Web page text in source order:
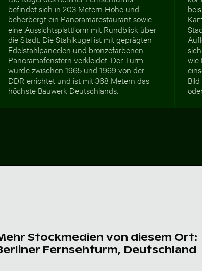
befindet sich in 203 Metern Höhe und
beherbergt ein Panoramarestaurant sowie
eine Aussichtsplattform mit Rundblick über
die Stadt. Die Stahlkugel ist mit geprägten
Edelstahlpaneelen und bronzefarbenen
Panoramafenstern verkleidet. Der Turm
wurde zwischen 1965 und 1969 von der
DDR errichtet und ist mit 368 Metern das
höchste Bauwerk Deutschlands.
wie
Stockmedien von diesem Ort:
Fernsehturm, Deutschland